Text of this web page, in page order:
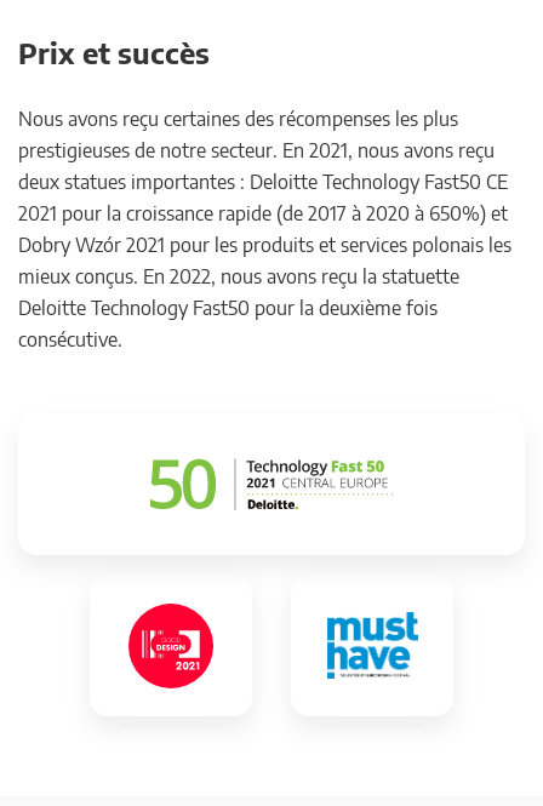
Prix et succès
Nous avons reçu certaines des récompenses les plus
prestigieuses de notre secteur. En 2021, nous avons reçu
deux statues importantes : Deloitte Technology Fast50 CE
2021 pour la croissance rapide (de 2017 à 2020 à 650%) et
Dobry Wzór 2021 pour les produits et services polonais les
mieux conçus. En 2022, nous avons reçu la statuette
Deloitte Technology Fast50 pour la deuxième fois
consécutive.